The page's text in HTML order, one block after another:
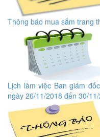
Thông báo mua sắm trang
Lịch làm việc Ban giám
ngày 26/11/2018 đến 30/